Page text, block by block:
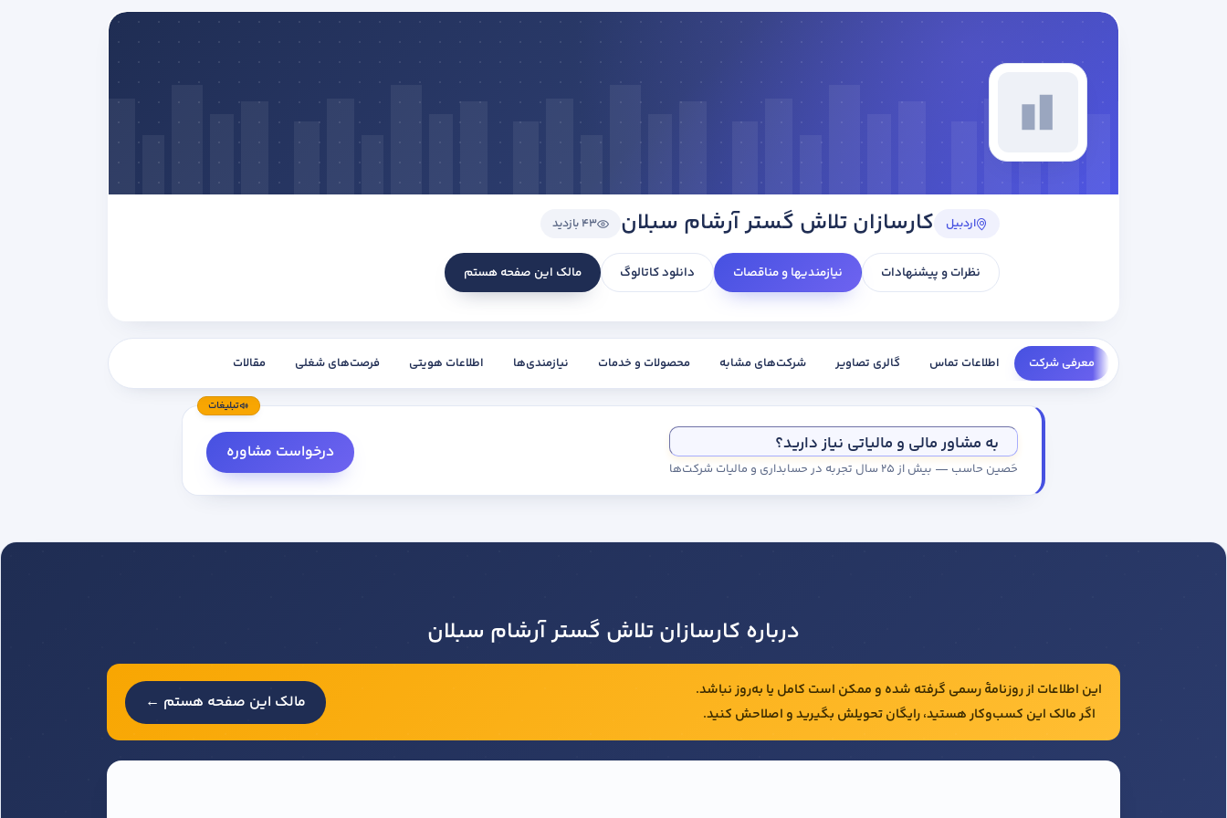
اردبیل کارسازان تلاش گستر آرشام سبلان 43 بازدید
نظرات و پیشنهادات نیازمندیها و مناقصات دانلود کاتالوگ مالک این صفحه هستم
معرفی شرکت اطلاعات تماس گالری تصاویر شرکت‌های مشابه محصولات و خدمات نیازمندی‌ها اطلاعات هویتی فرصت‌های شغلی مقالات
تبلیغات
به مشاور مالی و مالیاتی نیاز دارید؟
حَصین حاسب — بیش از ۲۵ سال تجربه در حسابداری و مالیات شرکت‌ها
درخواست مشاوره
درباره کارسازان تلاش گستر آرشام سبلان
این اطلاعات از روزنامهٔ رسمی گرفته شده و ممکن است کامل یا به‌روز نباشد.
اگر مالک این کسب‌وکار هستید، رایگان تحویلش بگیرید و اصلاحش کنید.
مالک این صفحه هستم ←